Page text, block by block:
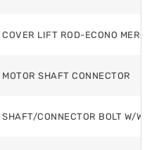
COVER LIFT ROD-ECONO
MOTOR SHAFT CONNECTOR
SHAFT/CONNECTOR BOLT W/